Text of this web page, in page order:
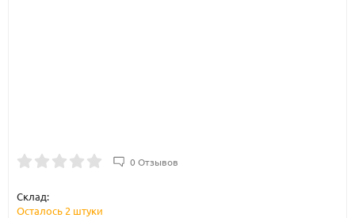
0 Отзывов
Склад:
Осталось 2 штуки